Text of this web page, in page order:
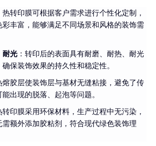
热转印膜可根据客户需求进行个性化定制，
彩丰富，能够满足不同场景和风格的装饰需
耐光：转印后的表面具有耐磨、耐热、耐光
保装饰效果的持久性和稳定性。
熔胶层使装饰层与基材无缝粘接，避免了传
出现的脱落、起泡等问题。
转印膜采用环保材料，生产过程中无污染，
需额外添加胶粘剂，符合现代绿色装饰理